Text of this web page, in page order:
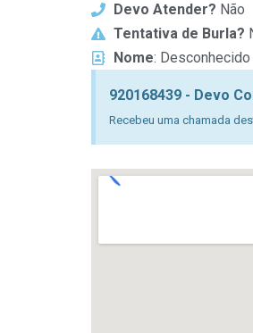
Devo Atender? Não
Tentativa de Burla?
Nome:
920168439 - Devo
Recebeu uma chamada